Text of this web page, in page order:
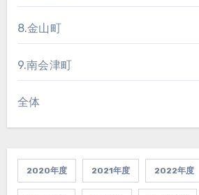
8.金山町
9.南会津町
全体
2020年度 2021年度 2022年度